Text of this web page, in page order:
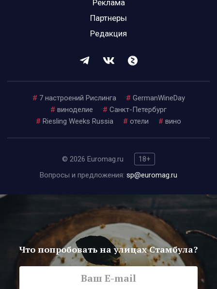
Реклама
Партнеры
Редакция
# 7 настроений Рислинга # GermanWineDay
# виноделие # Санкт-Петербург
# Riesling Weeks Russia # отели # вино
© 2026 Euromag.ru
18+
Вопросы и предложения: sp@euromag.ru
Что попробовать на улицах Стамбула?